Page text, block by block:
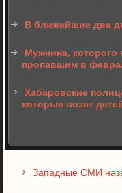
В ближайшие два
Мужчина, которого
пропавшим в
Хабаровские
которые возят
Западные СМИ